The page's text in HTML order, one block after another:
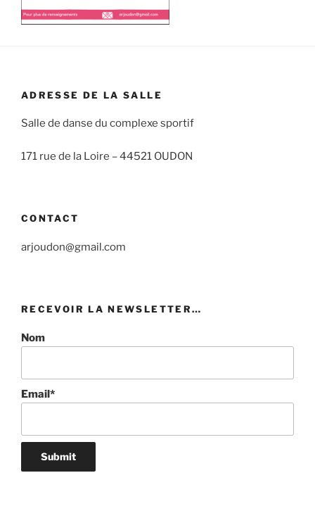
ADRESSE DE LA SALLE
Salle de danse du complexe sportif
171 rue de la Loire –44521 OUDON
CONTACT
arjoudon@gmail.com
RECEVOIR LA NEWSLETTER…
Nom
Email*